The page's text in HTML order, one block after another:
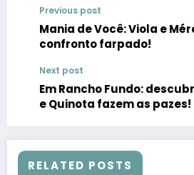
Previous post
Mania de Você: Viola e
confronto farpado!
Next post
Em Rancho Fundo:
e Quinota fazem as pazes!
RELATED POSTS